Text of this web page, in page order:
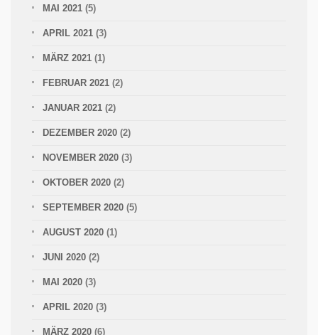
MAI 2021 (5)
APRIL 2021 (3)
MÄRZ 2021 (1)
FEBRUAR 2021 (2)
JANUAR 2021 (2)
DEZEMBER 2020 (2)
NOVEMBER 2020 (3)
OKTOBER 2020 (2)
SEPTEMBER 2020 (5)
AUGUST 2020 (1)
JUNI 2020 (2)
MAI 2020 (3)
APRIL 2020 (3)
MÄRZ 2020 (6)